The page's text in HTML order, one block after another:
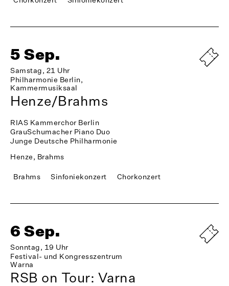
5 Sep.
Samstag, 21 Uhr
Philharmonie Berlin,
Kammermusiksaal
Henze/Brahms
RIAS Kammerchor Berlin
GrauSchumacher Piano Duo
Junge Deutsche Philharmonie
Henze, Brahms
Brahms Sinfoniekonzert Chorkonzert
6 Sep.
Sonntag, 19 Uhr
Festival- und Kongresszentrum
Warna
RSB on Tour: Varna